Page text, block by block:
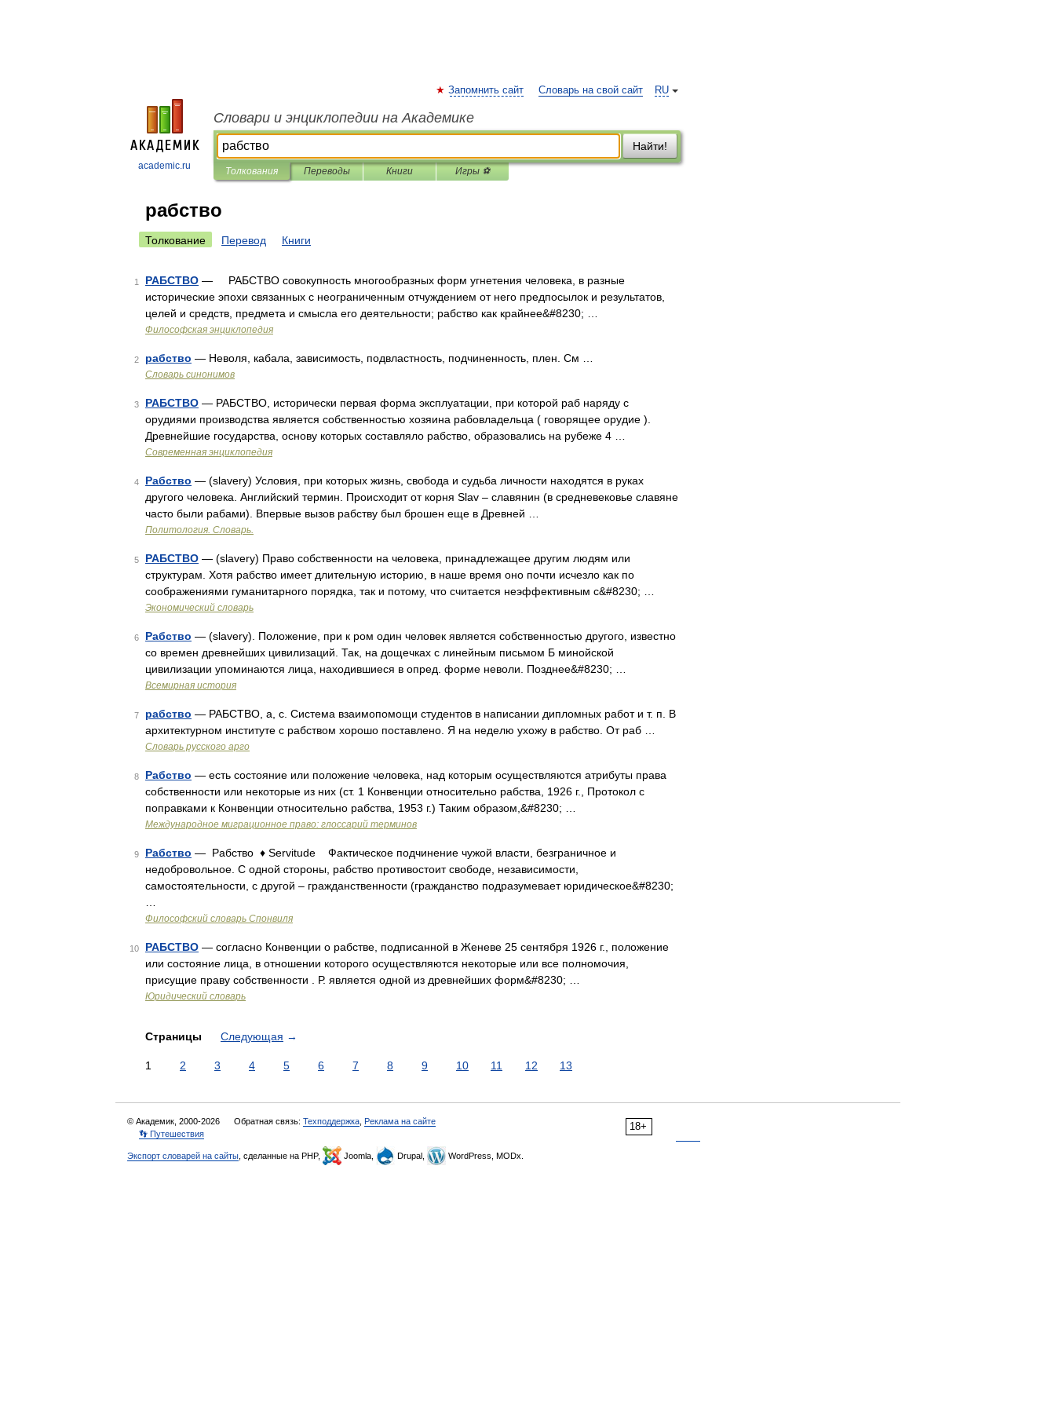
academic.ru
RU
Запомнить сайт Словарь на свой сайт
Словари и энциклопедии на Академике
Найти!
Толкования Переводы Книги Игры ⚽
рабство
Толкование Перевод Книги
1 РАБСТВО — РАБСТВО совокупность многообразных форм угнетения человека, в разные
исторические эпохи связанных с неограниченным отчуждением от него предпосылок и результатов,
целей и средств, предмета и смысла его деятельности; рабство как крайнее&#8230; …
Философская энциклопедия
2 рабство — Неволя, кабала, зависимость, подвластность, подчиненность, плен. См …
Словарь синонимов
3 РАБСТВО — РАБСТВО, исторически первая форма эксплуатации, при которой раб наряду с
орудиями производства является собственностью хозяина рабовладельца ( говорящее орудие ).
Древнейшие государства, основу которых составляло рабство, образовались на рубеже 4 …
Современная энциклопедия
4 Рабство — (slavery) Условия, при которых жизнь, свобода и судьба личности находятся в руках
другого человека. Английский термин. Происходит от корня Slav – славянин (в средневековье славяне
часто были рабами). Впервые вызов рабству был брошен еще в Древней …
Политология. Словарь.
5 РАБСТВО — (slavery) Право собственности на человека, принадлежащее другим людям или
структурам. Хотя рабство имеет длительную историю, в наше время оно почти исчезло как по
соображениями гуманитарного порядка, так и потому, что считается неэффективным с&#8230; …
Экономический словарь
6 Рабство — (slavery). Положение, при к ром один человек является собственностью другого, известно
со времен древнейших цивилизаций. Так, на дощечках с линейным письмом Б минойской
цивилизации упоминаются лица, находившиеся в опред. форме неволи. Позднее&#8230; …
Всемирная история
7 рабство — РАБСТВО, а, с. Система взаимопомощи студентов в написании дипломных работ и т. п. В
архитектурном институте с рабством хорошо поставлено. Я на неделю ухожу в рабство. От раб …
Словарь русского арго
8 Рабство — есть состояние или положение человека, над которым осуществляются атрибуты права
собственности или некоторые из них (ст. 1 Конвенции относительно рабства, 1926 г., Протокол с
поправками к Конвенции относительно рабства, 1953 г.) Таким образом,&#8230; …
Международное миграционное право: глоссарий терминов
9 Рабство — Рабство ♦ Servitude Фактическое подчинение чужой власти, безграничное и
недобровольное. С одной стороны, рабство противостоит свободе, независимости,
самостоятельности, с другой – гражданственности (гражданство подразумевает юридическое&#8230;
Философский словарь Спонвиля
10 РАБСТВО — согласно Конвенции о рабстве, подписанной в Женеве 25 сентября 1926 г., положение
или состояние лица, в отношении которого осуществляются некоторые или все полномочия,
присущие праву собственности . Р. является одной из древнейших форм&#8230; …
Юридический словарь
Страницы Следующая →
1 2 3 4 5 6 7 8 9 10 11 12 13
18+
© Академик, 2000-2026 Обратная связь: Техподдержка Реклама на сайте
👣 Путешествия
Экспорт словарей на сайты , сделанные на PHP, Joomla, Drupal, WordPress, MODx.